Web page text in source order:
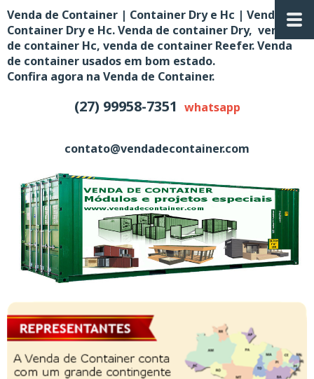
Venda de Container | Container Dry e Hc | Venda de
Container Dry e Hc. Venda de container Dry, venda
de container Hc, venda de container Reefer. Venda
de container usados em bom estado.
Confira agora na Venda de Container.
(27) 99958-7351 whatsapp
contato@vendadecontainer.com